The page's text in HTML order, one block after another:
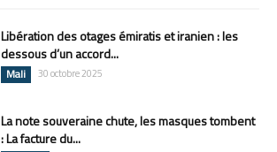
Libération des otages émiratis et iranien : les
dessous d’un accord...
Mali 30 octobre 2025
La note souveraine chute, les masques tombent
: La facture du...